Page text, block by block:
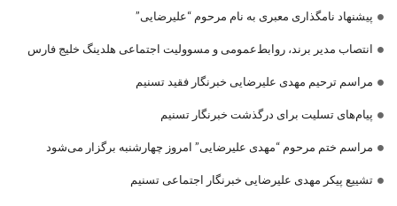
پیشنهاد نامگذاری معبری به نام مرحوم “علیرضایی”
انتصاب مدیر برند، روابط‌عمومی و مسوولیت اجتماعی هلدینگ خلیج فارس
مراسم ترحیم مهدی علیرضایی خبرنگار فقید تسنیم
پیام‌های تسلیت برای درگذشت خبرنگار تسنیم
مراسم ختم مرحوم “مهدی علیرضایی” امروز چهارشنبه برگزار می‌شود
تشییع پیکر مهدی علیرضایی خبرنگار اجتماعی تسنیم